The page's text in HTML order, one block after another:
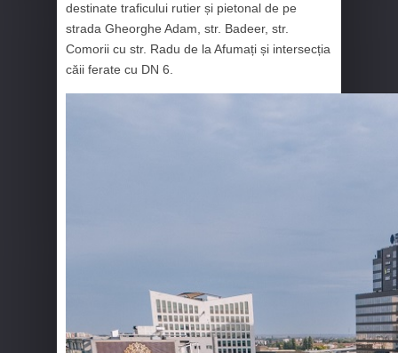
destinate traficului rutier și pietonal de pe
strada Gheorghe Adam, str. Badeer, str.
Comorii cu str. Radu de la Afumați și intersecția
căii ferate cu DN 6.